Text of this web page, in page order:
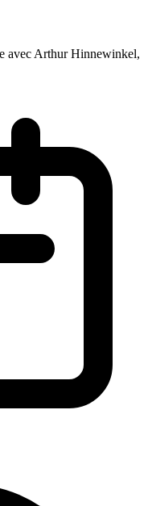
avec Arthur Hinnewinkel,